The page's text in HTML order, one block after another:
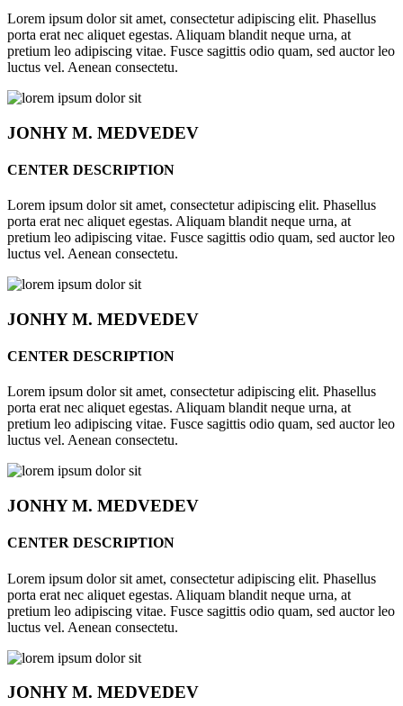
Lorem ipsum dolor sit amet, consectetur adipiscing elit. Phasellus
porta erat nec aliquet egestas. Aliquam blandit neque urna, at
pretium leo adipiscing vitae. Fusce sagittis odio quam, sed auctor leo
luctus vel. Aenean consectetu.
JONHYM. MEDVEDEV
CENTER DESCRIPTION
Lorem ipsum dolor sit amet, consectetur adipiscing elit. Phasellus
porta erat nec aliquet egestas. Aliquam blandit neque urna, at
pretium leo adipiscing vitae. Fusce sagittis odio quam, sed auctor leo
luctus vel. Aenean consectetu.
JONHYM. MEDVEDEV
CENTER DESCRIPTION
Lorem ipsum dolor sit amet, consectetur adipiscing elit. Phasellus
porta erat nec aliquet egestas. Aliquam blandit neque urna, at
pretium leo adipiscing vitae. Fusce sagittis odio quam, sed auctor leo
luctus vel. Aenean consectetu.
JONHYM. MEDVEDEV
CENTER DESCRIPTION
Lorem ipsum dolor sit amet, consectetur adipiscing elit. Phasellus
porta erat nec aliquet egestas. Aliquam blandit neque urna, at
pretium leo adipiscing vitae. Fusce sagittis odio quam, sed auctor leo
luctus vel. Aenean consectetu.
JONHYM. MEDVEDEV